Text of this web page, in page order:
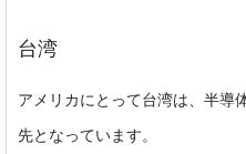
台湾
アメリカにとって台湾は、半導
先となっています。